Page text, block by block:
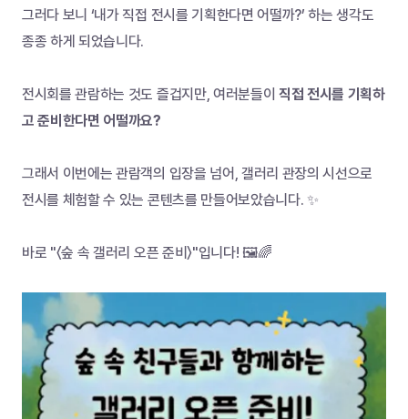
그러다 보니 ‘내가 직접 전시를 기획한다면 어떨까?’ 하는 생각도
종종 하게 되었습니다.
전시회를 관람하는 것도 즐겁지만, 여러분들이 직접 전시를 기획하
고 준비한다면 어떨까요?
그래서 이번에는 관람객의 입장을 넘어, 갤러리 관장의 시선으로
전시를 체험할 수 있는 콘텐츠를 만들어보았습니다. ✨
바로 "〈숲 속 갤러리 오픈 준비〉"입니다! 🖼️🌈